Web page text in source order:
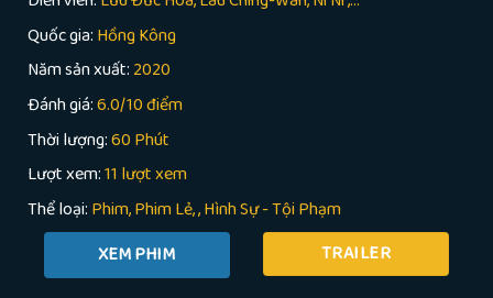
Quốc gia: Hồng Kông
Năm sản xuất: 2020
Đánh giá:6.0/10 điểm
Thời lượng:60 Phút
Lượt xem:11 lượt xem
Thể loại: Phim Phim Lẻ ,Hình Sự - Tội Phạm
TRAILER